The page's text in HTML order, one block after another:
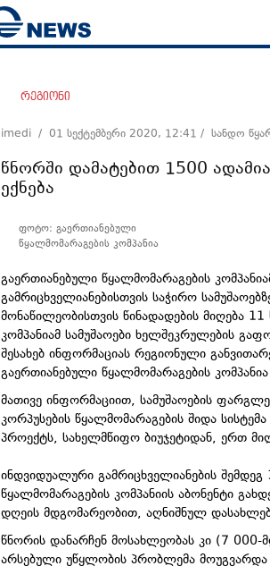
რეგიონი
imedi / 01 სექტემბერი 2020, 12:41 / სანდო
წნორში დამატებით 1500
ექნება
ფოტო: გაერთიანებული
წყალმომარაგების კომპანია
გაერთიანებული წყალმომარაგების
გამრიცხველიანებისთვის საჭირო
მონაწილეობისთვის წინადადების მიღება
კომპანიამ სამუშაოები ხელშეკრულების
შესახებ ინფორმაციას რეგიონული
გაერთიანებული წყალმომარაგების
მათივე ინფორმაციით, სამუშაოების
კორპუსების წყალმომარაგების შიდა
პროექტს, სახელმწიფო ბიუჯეტიდან, ერთ
ინდვიდუალური გამრიცხველიანების
წყალმომარაგების კომპანიის აბონენტი
დღეის მდგომარეობით, აღნიშნულ
წნორის დანარჩენ მოსახლეობას კი (7 000-
არსებული უწყლობის პრობლემა მოუგვარდა